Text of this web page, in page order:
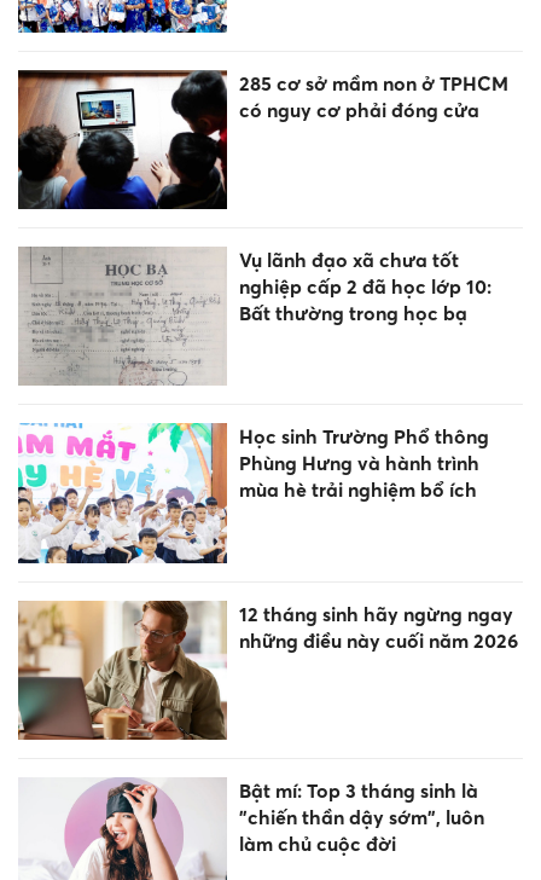
285 cơ sở mầm non ở TPHCM
có nguy cơ phải đóng cửa
Vụ lãnh đạo xã chưa tốt
nghiệp cấp 2 đã học lớp 10:
Bất thường trong học bạ
Học sinh Trường Phổ thông
Phùng Hưng và hành trình
mùa hè trải nghiệm bổ ích
12 tháng sinh hãy ngừng ngay
những điều này cuối năm 2026
Bật mí: Top 3 tháng sinh là
"chiến thần dậy sớm", luôn
làm chủ cuộc đời